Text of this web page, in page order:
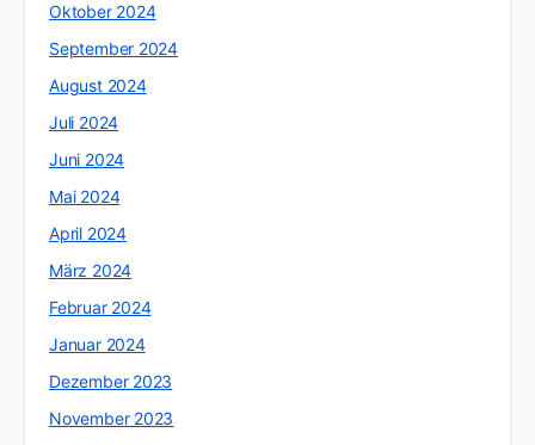
Oktober 2024
September 2024
August 2024
Juli 2024
Juni 2024
Mai 2024
April 2024
März 2024
Februar 2024
Januar 2024
Dezember 2023
November 2023